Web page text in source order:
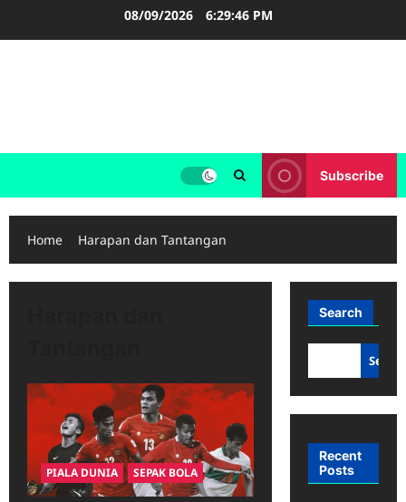
08/09/2026 6:29:47 PM
Subscribe
Home Harapan dan Tantangan
PIALA DUNIA SEPAK BOLA
Search
Recent
Posts